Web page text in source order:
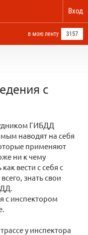
Вход
в мою ленту 3157
с
ГИБДД
наводят на себя
применяют
ни к чему
вести с себя с
знать свои
с инспектором
у инспектора